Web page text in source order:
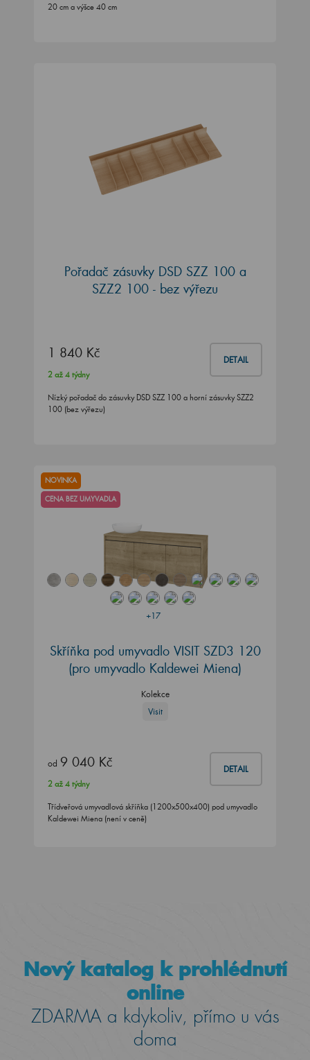
SZZ2 100 - bez výřezu
DETAIL
2 až 4 týdny
Nízký pořadač do zásuvky DSD SZZ 100 a horní zásuvky SZZ2
+17
CENA BEZ UMYVADLA
(pro umyvadlo Kaldewei Miena)
Kolekce
Visit
DETAIL
2 až 4 týdny
Třídveřová umyvadlová skříňka (1200x500x400) pod umyvadlo
online
ZDARMA a kdykoliv, přímo u vás
doma